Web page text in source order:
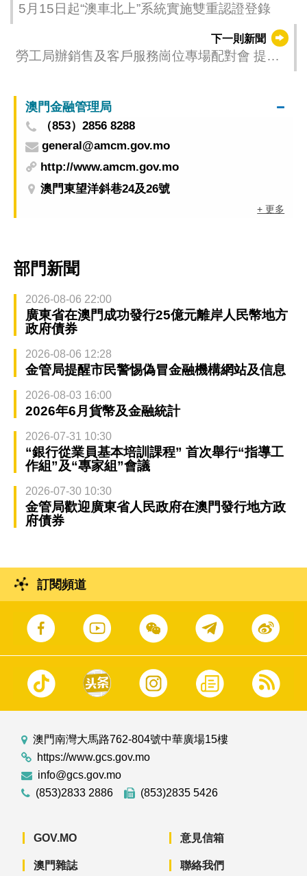
5月15日起“澳車北上”系統實施雙重認證登錄
下一則新聞
勞工局辦銷售及客戶服務崗位專場配對會 提供
澳門金融管理局
（853）2856 8288
general@amcm.gov.mo
http://www.amcm.gov.mo
澳門東望洋斜巷24及26號
+ 更多
部門新聞
2026-08-06 22:00
廣東省在澳門成功發行25億元離岸人民幣地方
政府債券
2026-08-06 12:28
金管局提醒市民警惕偽冒金融機構網站及信息
2026-08-03 16:00
2026年6月貨幣及金融統計
2026-07-31 10:30
“銀行從業員基本培訓課程” 首次舉行“指導工
作組”及“專家組”會議
2026-07-30 10:30
金管局歡迎廣東省人民政府在澳門發行地方政
府債券
訂閱頻道
澳門南灣大馬路762-804號中華廣場15樓
https://www.gcs.gov.mo
info@gcs.gov.mo
(853)2833 2886
(853)2835 5426
GOV.MO
澳門雜誌
意見信箱
聯絡我們